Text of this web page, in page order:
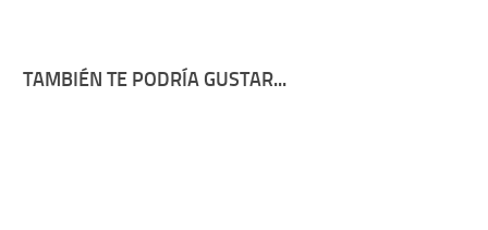
TAMBIÉN TE PODRÍA GUSTAR...